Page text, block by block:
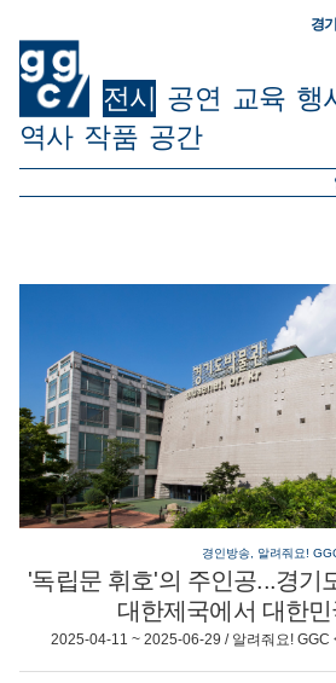
경
전시 공연 교육 행
역사 작품 공간
ggc/
경인방송, 알려줘요!
'독립문 휘호'의 주인공...경기
대한제국에서 대한민
2025-04-11 ~ 2025-06-29 / 알려줘요! GGC